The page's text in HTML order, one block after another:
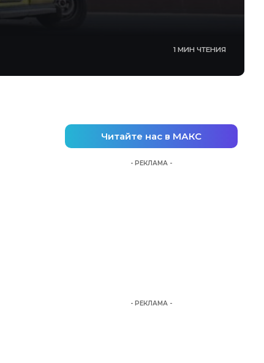
1 МИН ЧТЕНИЯ
Читайте нас в МАКС
- РЕКЛАМА -
- РЕКЛАМА -